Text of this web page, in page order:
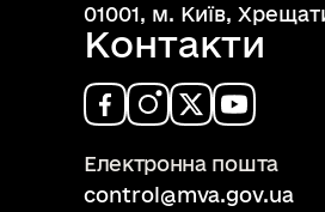
01001, м. Київ,
Контакти
Електронна пошта
control@mva.gov.ua